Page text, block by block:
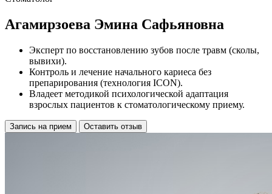
Агамирзоева Эмина Сафьяновна
Эксперт по восстановлению зубов после травм (сколы,
вывихи).
Контроль и лечение начального кариеса без
препарирования (технология ICON).
Владеет методикой психологической адаптация
взрослых пациентов к стоматологическому приему.
Запись на прием Оставить отзыв